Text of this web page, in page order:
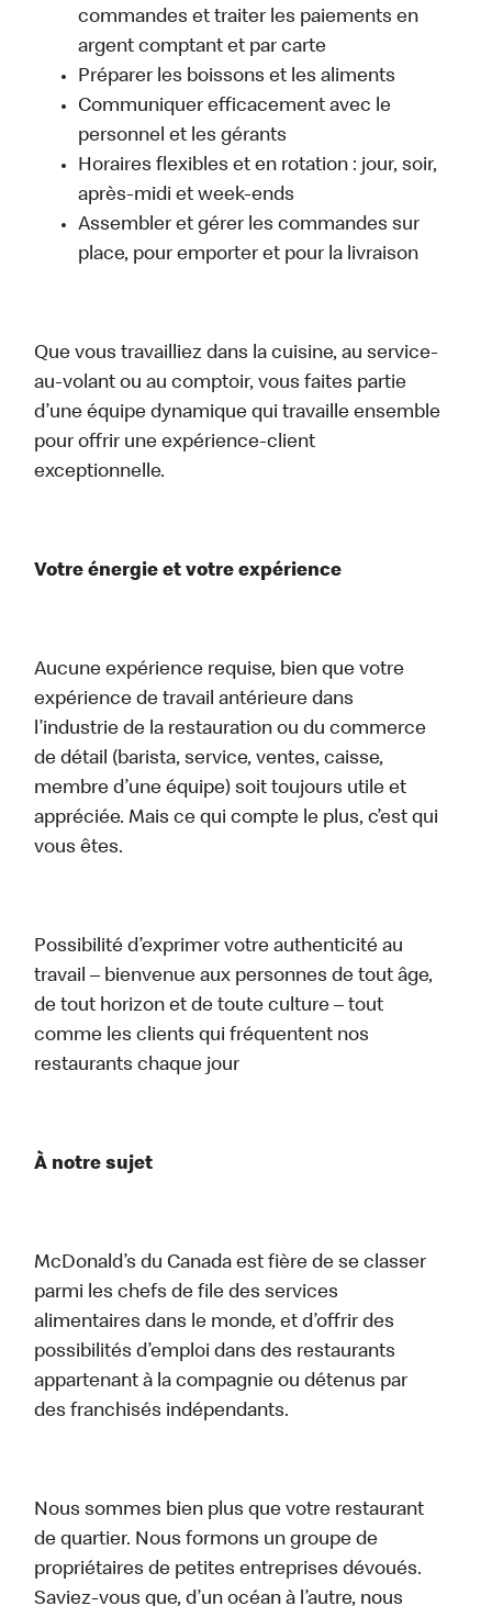
commandes et traiter les paiements en
argent comptant et par carte
Préparer les boissons et les aliments
Communiquer efficacement avec le
personnel et les gérants
Horaires flexibles et en rotation : jour, soir,
après-midi et week-ends
Assembler et gérer les commandes sur
place, pour emporter et pour la livraison
Que vous travailliez dans la cuisine, au service-
au-volant ou au comptoir, vous faites partie
d’une équipe dynamique qui travaille ensemble
pour offrir une expérience-client
exceptionnelle.
Votre énergie et votre expérience
Aucune expérience requise, bien que votre
expérience de travail antérieure dans
l’industrie de la restauration ou du commerce
de détail (barista, service, ventes, caisse,
membre d’une équipe) soit toujours utile et
appréciée. Mais ce qui compte le plus, c’est qui
vous êtes.
Possibilité d’exprimer votre authenticité au
travail – bienvenue aux personnes de tout âge,
de tout horizon et de toute culture – tout
comme les clients qui fréquentent nos
restaurants chaque jour
À notre sujet
McDonald’s du Canada est fière de se classer
parmi les chefs de file des services
alimentaires dans le monde, et d’offrir des
possibilités d’emploi dans des restaurants
appartenant à la compagnie ou détenus par
des franchisés indépendants.
Nous sommes bien plus que votre restaurant
de quartier. Nous formons un groupe de
propriétaires de petites entreprises dévoués.
Saviez-vous que, d’un océan à l’autre, nous